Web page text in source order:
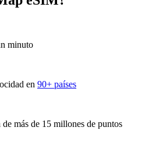
minuto
en 90+ países
más de 15 millones de puntos